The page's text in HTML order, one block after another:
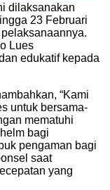
dilaksanakan
23 Februari
Lues
edukatif kepada
“Kami
untuk bersama-
mematuhi
bagi
pengaman bagi
saat
yang